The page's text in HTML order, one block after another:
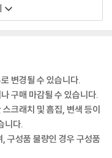
변경될 수 있습니다.
구매 마감될 수 있습니다.
크래치 및 흠집, 변색 등이
니다.
구성품 불량인 경우 구성품